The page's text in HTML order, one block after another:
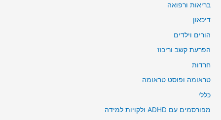
בריאות ורפואה
דיכאון
הורים וילדים
הפרעת קשב וריכוז
חרדות
טראומה ופוסט טראומה
כללי
מפורסמים עם ADHD ולקויות למידה